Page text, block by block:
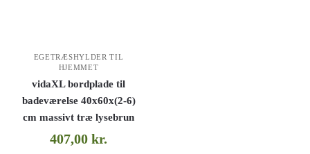
EGETRÆSHYLDER TIL
HJEMMET
vidaXL bordplade til
badeværelse 40x60x(2-6)
cm massivt træ lysebrun
407,00kr.